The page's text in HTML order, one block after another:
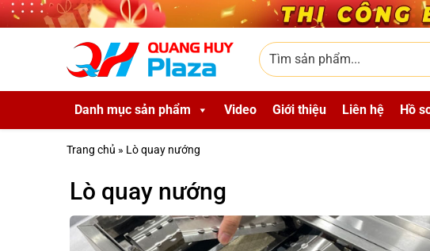
Skip to main content
Tìm sản phẩm
Danh mục sản phẩm Video Giới thiệu Liên hệ Hồ
Trang chủ » Lò quay nướng
Lò quay nướng